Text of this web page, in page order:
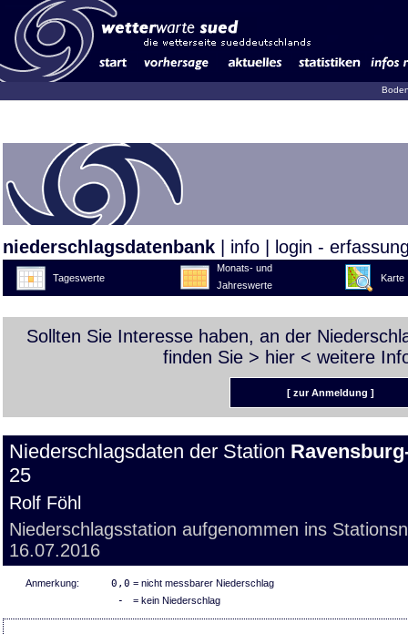
niederschlagsdatenbank info login -
Tageswerte
Monats- und
Jahreswerte
Karte
Sollten Sie Interesse haben, an der
finden Sie > hier < weitere
[ zur Anmeldung ]
Niederschlagsdaten der Station
25
Rolf Föhl
Niederschlagsstation aufgenommen ins
16.07.2016
Anmerkung: 0,0 = nicht messbarer Niederschlag
- = kein Niederschlag